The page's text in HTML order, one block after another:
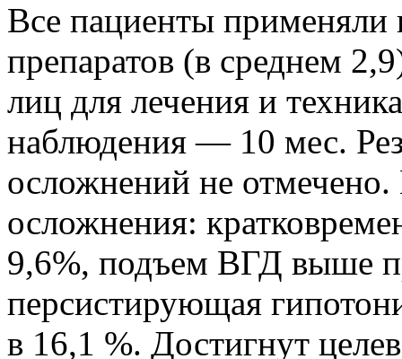
Все пациенты применяли
препаратов (в среднем
лиц для лечения и
наблюдения — 10 мес.
осложнений не
осложнения:
9,6%, подъем ВГД выше
персистирующая
в 16,1 %. Достигнут